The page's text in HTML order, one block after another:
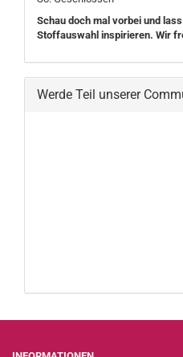
Schau doch mal vorbei und
Stoffauswahl inspirieren. Wir
Werde Teil unserer